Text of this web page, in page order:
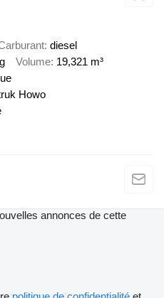
diesel
Volume 19,321 m³
Howo
annonces de cette